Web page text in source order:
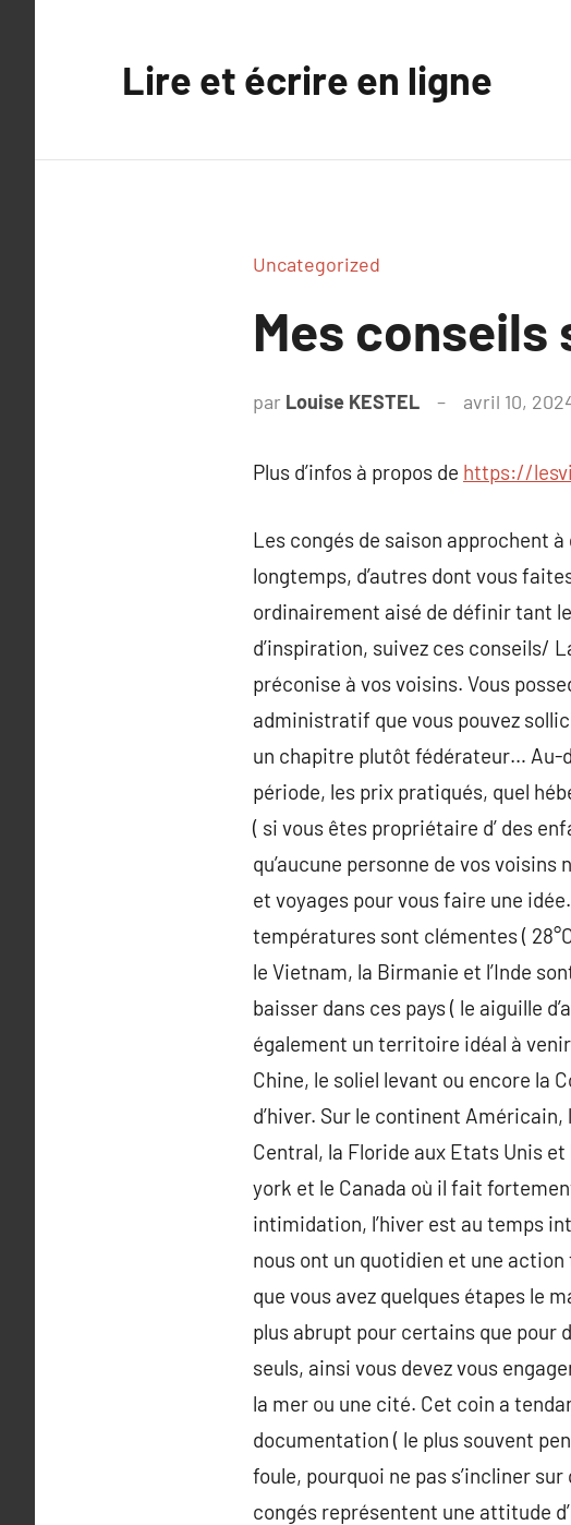
Lire et écrire en ligne
Uncategorized
Mes
par Louise KESTEL avril 10,
Plus d’infos à propos de https://
Les congés de saison approchent
longtemps, d’autres dont vous
ordinairement aisé de définir tant
d’inspiration, suivez ces conseils/
préconise à vos voisins. Vous
administratif que vous pouvez
un chapitre plutôt fédérateur… Au-
période, les prix pratiqués, quel
( si vous êtes propriétaire d’ des
qu’aucune personne de vos
et voyages pour vous faire une
températures sont clémentes (
le Vietnam, la Birmanie et l’Inde
baisser dans ces pays ( le aiguille
également un territoire idéal à
Chine, le soliel levant ou encore la
d’hiver. Sur le continent Américain,
Central, la Floride aux Etats Unis
york et le Canada où il fait
intimidation, l’hiver est au temps
nous ont un quotidien et une
que vous avez quelques étapes le
plus abrupt pour certains que pour
seuls, ainsi vous devez vous
la mer ou une cité. Cet coin a
documentation ( le plus souvent
foule, pourquoi ne pas s’incliner
congés représentent une attitude